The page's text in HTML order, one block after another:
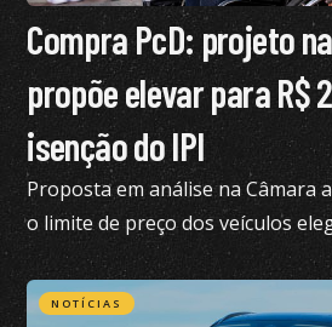
Compra PcD: projeto
propõe elevar para R$
isenção do IPI
Proposta em análise na Câmara
o limite de preço dos veículos
hoje fixado em R$ 200 mil
NOTÍCIAS